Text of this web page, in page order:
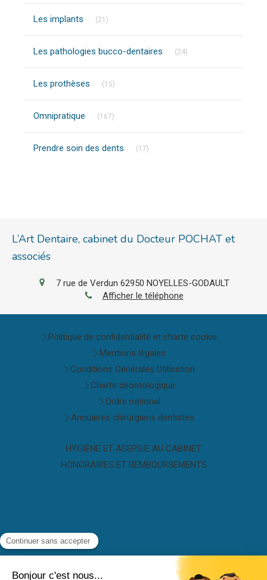
Les implants (21)
Les pathologies bucco-dentaires (24)
Les prothèses (15)
Omnipratique (167)
Prendre soin des dents (17)
L’Art Dentaire, cabinet du Docteur POCHAT et
associés
7 rue de Verdun 62950 NOYELLES-GODAULT
Afficher le téléphone
Politique de confidentialité et charte cookie
Mentions légales
Conditions Générales Utilisation
Charte déontologique
Ordre national
Annuaires chirurgiens dentistes
HYGIÈNE ET ASEPSIE AU CABINET
HONORAIRES ET REMBOURSEMENTS